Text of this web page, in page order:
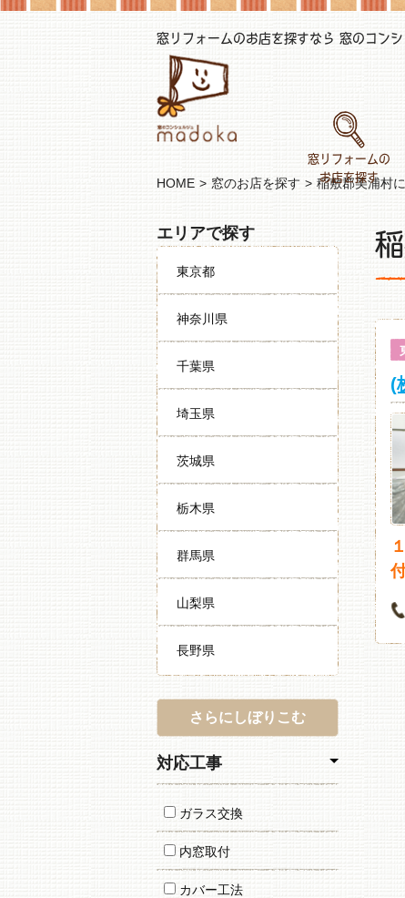
窓リフォームのお店を探すなら 窓のコン
窓リフォームの
お店を探す
HOME 窓のお店を探す 稲敷郡美浦村
エリアで探す
東京都
神奈川県
千葉県
埼玉県
茨城県
栃木県
群馬県
山梨県
長野県
さらにしぼりこむ
対応工事
ガラス交換
内窓取付
カバー工法
(